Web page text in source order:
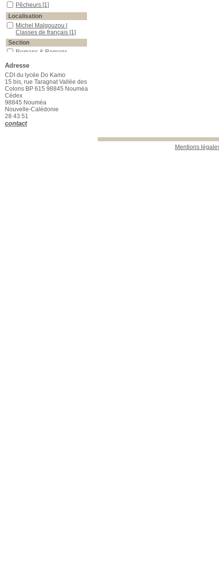
Mentions
Pêcheurs [1]
Localisation
Michel Malgouzou |
Classes de français [1]
Section
Romans & Romans
Adresse
CDI du lycée Do Kamo
15 bis, rue Taragnat Vallée des
Colons BP 615 98845 Nouméa
Cédex
98845 Nouméa
Nouvelle-Calédonie
28 43 51
contact